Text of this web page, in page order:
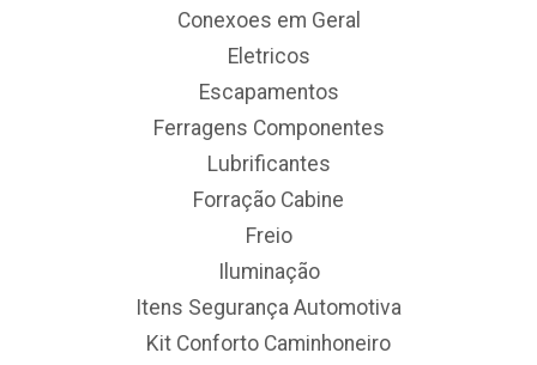
Conexoes em Geral
Eletricos
Escapamentos
Ferragens Componentes
Lubrificantes
Forração Cabine
Freio
Iluminação
Itens Segurança Automotiva
Kit Conforto Caminhoneiro